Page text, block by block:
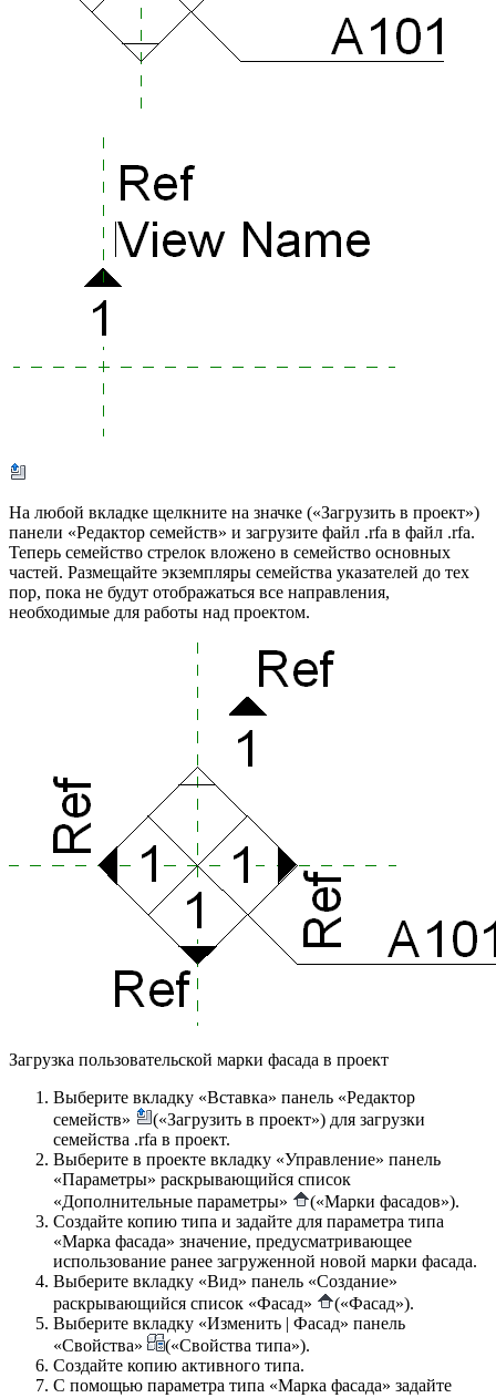
На любой вкладке щелкните на значке («Загрузить в проект»)
панели «Редактор семейств» и загрузите файл .rfa в файл .rfa.
Теперь семейство стрелок вложено в семейство основных
частей. Размещайте экземпляры семейства указателей до тех
пор, пока не будут отображаться все направления,
необходимые для работы над проектом.
Загрузка пользовательской марки фасада в проект
Выберите вкладку «Вставка» панель «Редактор
семейств»
(«Загрузить в проект») для загрузки
семейства .rfa в проект.
Выберите в проекте вкладку «Управление» панель
«Параметры» раскрывающийся список
«Дополнительные параметры»
(«Марки фасадов»).
Создайте копию типа и задайте для параметра типа
«Марка фасада» значение, предусматривающее
использование ранее загруженной новой марки фасада.
Выберите вкладку «Вид» панель «Создание»
раскрывающийся список «Фасад»
(«Фасад»).
Выберите вкладку «Изменить | Фасад» панель
«Свойства»
(«Свойства типа»).
Создайте копию активного типа.
С помощью параметра типа «Марка фасада» задайте